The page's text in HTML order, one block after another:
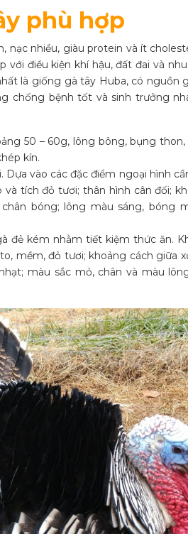
phù hợp
nạc nhiều, giàu protein và ít
điều kiện khí hậu, đất đai và
là giống gà tây Huba, có nguồn
chống bệnh tốt và sinh trưởng
50 – 60g, lông bông, bụng
kín.
vào các đặc điểm ngoại hình
tích đỏ tươi; thân hình cân đối;
bóng; lông màu sáng, bóng
đẻ kém nhằm tiết kiệm thức ăn.
mềm, đỏ tươi; khoảng cách giữa
màu sắc mỏ, chân và màu